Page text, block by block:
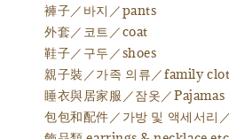
褲子／바지／pants
外套／코트／coat
鞋子／구두／shoes
親子裝／가족 의류／family
睡衣與居家服／잠옷／Pajamas
包包和配件／가방 및 액세서리